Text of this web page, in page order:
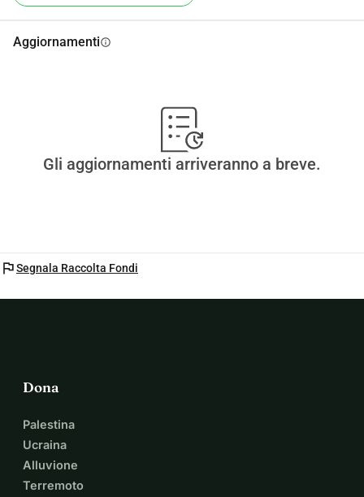
Aggiornamentiinfo
Gli aggiornamenti arriveranno a breve.
flagSegnala Raccolta Fondi
Dona
Palestina
Ucraina
Alluvione
Terremoto